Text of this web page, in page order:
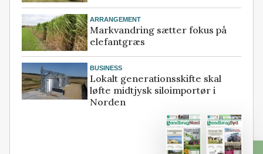
ARRANGEMENT
Markvandring sætter fokus på
elefantgræs
BUSINESS
Lokalt generationsskifte skal
løfte midtjysk siloimportør i
Norden